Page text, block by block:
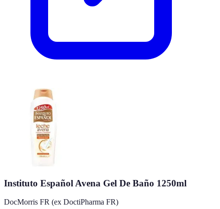
Instituto Español Avena Gel De Baño 1250ml
DocMorris FR (ex DoctiPharma FR)